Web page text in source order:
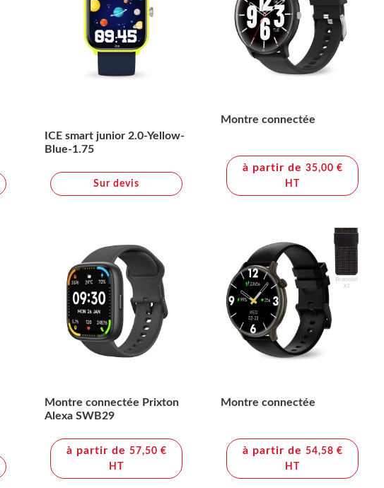
ICE smart junior 2.0-Yellow-
Blue-1.75
Sur devis
Montre connectée
à partir de 35,00 €
HT
Montre connectée Prixton
Alexa SWB29
à partir de 57,50 €
HT
Montre connectée
à partir de 54,58 €
HT